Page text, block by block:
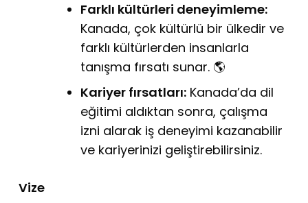
Farklı kültürleri deneyimleme:
Kanada, çok kültürlü bir ülkedir ve
farklı kültürlerden insanlarla
tanışma fırsatı sunar. 🌎
Kariyer fırsatları: Kanada’da dil
eğitimi aldıktan sonra, çalışma
izni alarak iş deneyimi kazanabilir
ve kariyerinizi geliştirebilirsiniz.
Vize